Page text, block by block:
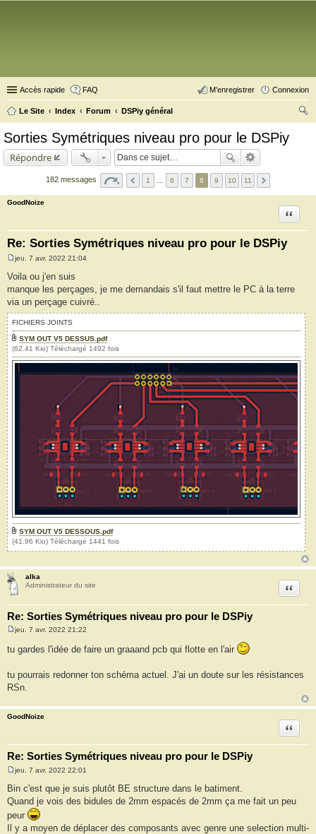
Accès rapide FAQ Connexion
M’enregistrer
Le Site Index Forum
DSPiy général
Sorties Symétriques niveau pro pour le DSPiy
Répondre
182 messages 1 6 7 8 9 10 11
GoodNoize
Re: Sorties Symétriques niveau pro pour le DSPiy
Citation
M
e
s
s
g
e
jeu. 7 avr. 2022 21:04
Voila ou j'en suis
manque les perçages, je me demandais s'il faut mettre le PC à la terre
via un perçage cuivré..
FICHIERS JOINTS
SYM OUT V5 DESSUS.pdf
(62.41 Kio) Téléchargé 1492 fois
SYM OUT V5 DESSOUS.pdf
(41.96 Kio) Téléchargé 1441 fois
alka
Administrateur du site
Re: Sorties Symétriques niveau pro pour le DSPiy
Citation
M
s
g
e
jeu. 7 avr. 2022 21:22
tu gardes l'idée de faire un graaand pcb qui flotte en l'air
tu pourrais redonner ton schéma actuel. J'ai un doute sur les résistances
RSn.
GoodNoize
Re: Sorties Symétriques niveau pro pour le DSPiy
Citation
M
s
s
g
e
jeu. 7 avr. 2022 22:01
Bin c'est que je suis plutôt BE structure dans le batiment.
Quand je vois des bidules de 2mm espacés de 2mm ça me fait un peu
peur
Il y a moyen de déplacer des composants avec genre une selection multi-